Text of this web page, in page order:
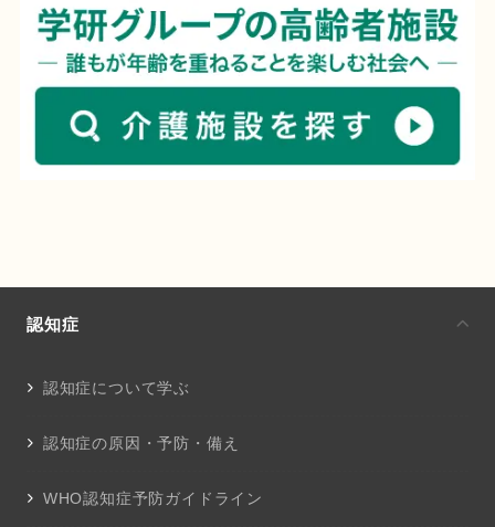
認知症
認知症について学ぶ
認知症の原因・予防・備え
WHO認知症予防ガイドライン